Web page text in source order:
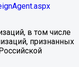
в том числе
признанных